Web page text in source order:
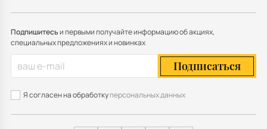
Подпишитесьи первыми получайте информацию об акциях,
специальных предложениях и новинках
Подписаться
Я согласен на обработкуперсональных данных